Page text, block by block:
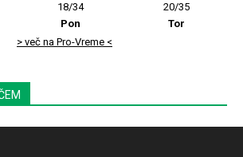
18/34
Pon
20/35
Tor
> več na Pro-Vreme <